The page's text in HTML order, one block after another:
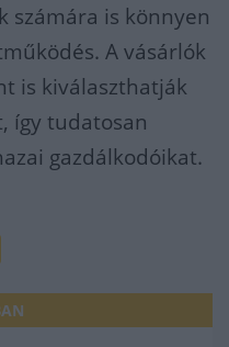
számára is könnyen
A vásárlók
is kiválaszthatják
így tudatosan
gazdálkodóikat.